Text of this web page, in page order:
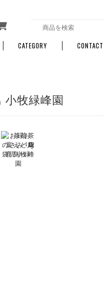
CATEGORY CONTACT
牧緑峰園